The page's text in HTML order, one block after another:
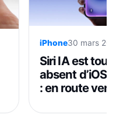
iPhone30 mars
Siri IA est
absent d’iOS
: en route vers